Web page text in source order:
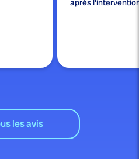
après
les avis